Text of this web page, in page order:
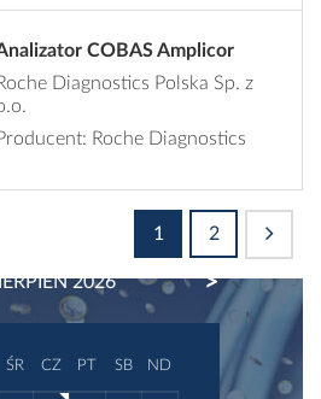
COBAS Amplicor
Diagnostics Polska Sp. z
Roche Diagnostics
1 2
2026 NEXT
ŚR CZ PT SB ND